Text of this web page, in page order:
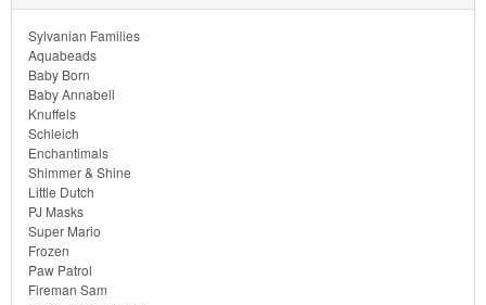
Barbie
Bob
de
bouwer
SpongeBob
Star
Wars
Sylvanian Families
Aquabeads
Baby Born
Baby Annabell
Knuffels
Schleich
Enchantimals
Shimmer & Shine
Little Dutch
PJ Masks
Super Mario
Frozen
Paw Patrol
Fireman Sam